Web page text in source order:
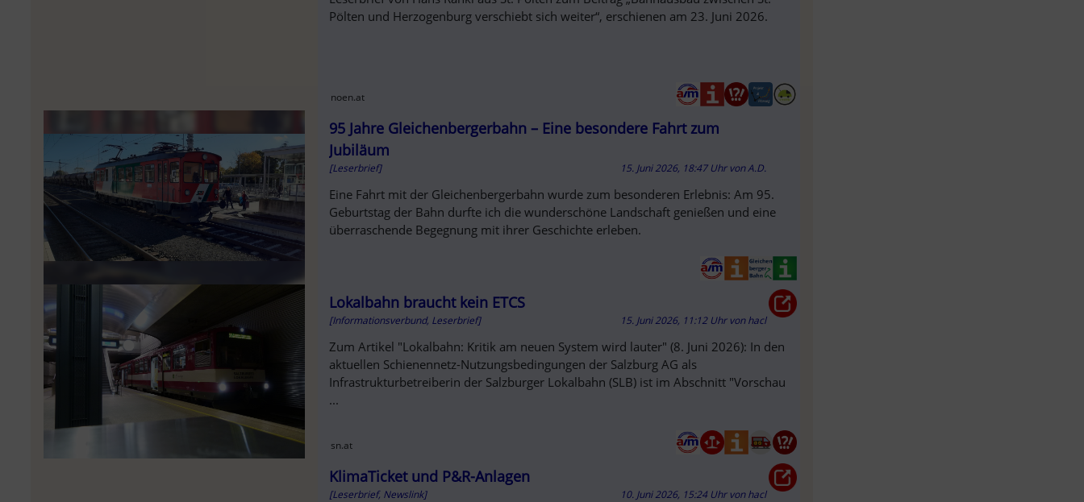
Pölten und Herzogenburg verschiebt sich weiter“, erschienen am 23. Juni 2026.
noen.at
95 Jahre Gleichenbergerbahn – Eine besondere Fahrt zum
Jubiläum
[Leserbrief] 15. Juni 2026, 18:47 Uhr vonA.D.
Eine Fahrt mit der Gleichenbergerbahn wurde zum besonderen Erlebnis: Am 95.
Geburtstag der Bahn durfte ich die wunderschöne Landschaft genießen und eine
überraschende Begegnung mit ihrer Geschichte erleben.
Lokalbahn braucht kein ETCS
[Informationsverbund, Leserbrief] 15. Juni 2026, 11:12 Uhr vonhacl
Zum Artikel "Lokalbahn: Kritik am neuen System wird lauter" (8. Juni 2026): In den
aktuellen Schienennetz-Nutzungsbedingungen der Salzburg AG als
Infrastrukturbetreiberin der Salzburger Lokalbahn (SLB) ist im Abschnitt "Vorschau
...
sn.at
KlimaTicket und P&R-Anlagen
[Leserbrief, Newslink] 10. Juni 2026, 15:24 Uhr vonhacl